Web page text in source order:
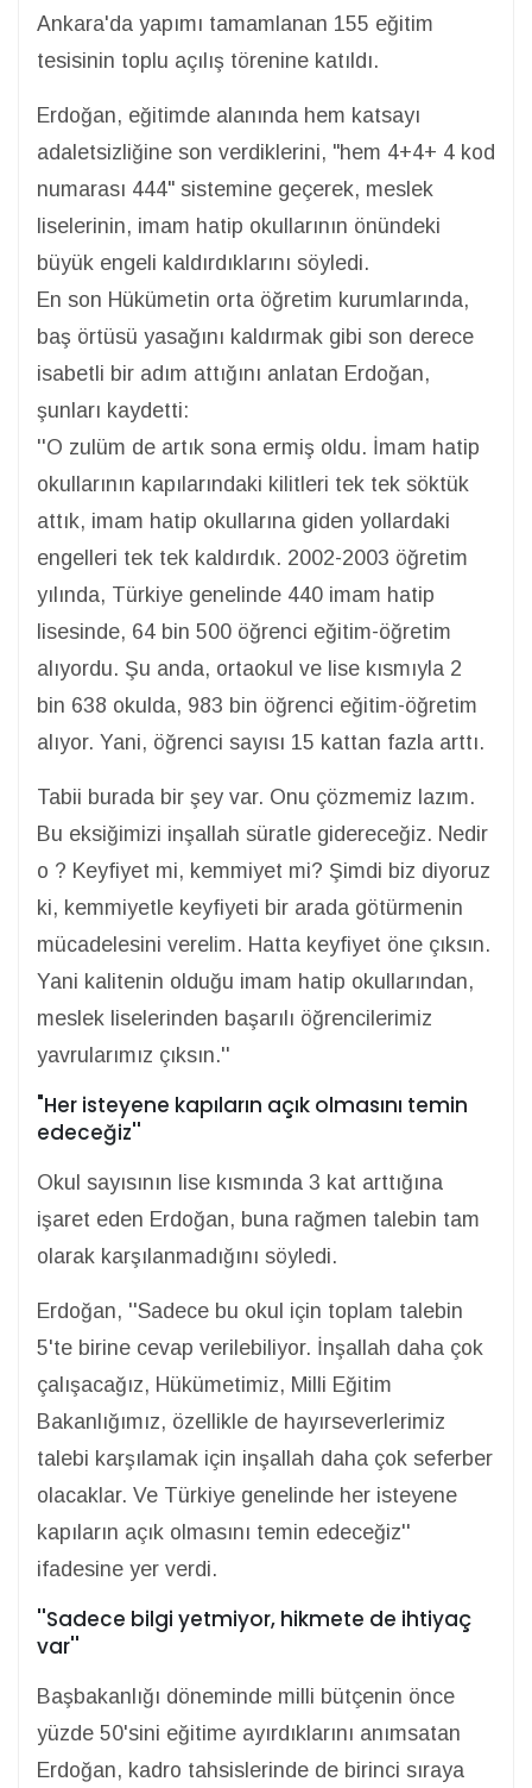
Ankara'da yapımı tamamlanan 155 eğitim
tesisinin toplu açılış törenine katıldı.
Erdoğan, eğitimde alanında hem katsayı
adaletsizliğine son verdiklerini, "hem 4+4+ 4 kod
numarası 444" sistemine geçerek, meslek
liselerinin, imam hatip okullarının önündeki
büyük engeli kaldırdıklarını söyledi.
En son Hükümetin orta öğretim kurumlarında,
baş örtüsü yasağını kaldırmak gibi son derece
isabetli bir adım attığını anlatan Erdoğan,
şunları kaydetti:
''O zulüm de artık sona ermiş oldu. İmam hatip
okullarının kapılarındaki kilitleri tek tek söktük
attık, imam hatip okullarına giden yollardaki
engelleri tek tek kaldırdık. 2002-2003 öğretim
yılında, Türkiye genelinde 440 imam hatip
lisesinde, 64 bin 500 öğrenci eğitim-öğretim
alıyordu. Şu anda, ortaokul ve lise kısmıyla 2
bin 638 okulda, 983 bin öğrenci eğitim-öğretim
alıyor. Yani, öğrenci sayısı 15 kattan fazla arttı.
Tabii burada bir şey var. Onu çözmemiz lazım.
Bu eksiğimizi inşallah süratle gidereceğiz. Nedir
o ? Keyfiyet mi, kemmiyet mi? Şimdi biz diyoruz
ki, kemmiyetle keyfiyeti bir arada götürmenin
mücadelesini verelim. Hatta keyfiyet öne çıksın.
Yani kalitenin olduğu imam hatip okullarından,
meslek liselerinden başarılı öğrencilerimiz
yavrularımız çıksın.''
"Her isteyene kapıların açık olmasını temin
edeceğiz''
Okul sayısının lise kısmında 3 kat arttığına
işaret eden Erdoğan, buna rağmen talebin tam
olarak karşılanmadığını söyledi.
Erdoğan, ''Sadece bu okul için toplam talebin
5'te birine cevap verilebiliyor. İnşallah daha çok
çalışacağız, Hükümetimiz, Milli Eğitim
Bakanlığımız, özellikle de hayırseverlerimiz
talebi karşılamak için inşallah daha çok seferber
olacaklar. Ve Türkiye genelinde her isteyene
kapıların açık olmasını temin edeceğiz''
ifadesine yer verdi.
''Sadece bilgi yetmiyor, hikmete de ihtiyaç
var''
Başbakanlığı döneminde milli bütçenin önce
yüzde 50'sini eğitime ayırdıklarını anımsatan
Erdoğan, kadro tahsislerinde de birinci sıraya